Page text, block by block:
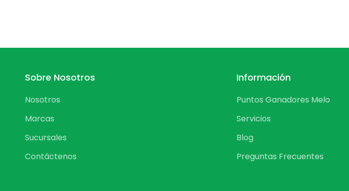
Sobre Nosotros
Nosotros
Marcas
Sucursales
Contáctenos
Información
Puntos Ganadores Melo
Servicios
Blog
Preguntas Frecuentes